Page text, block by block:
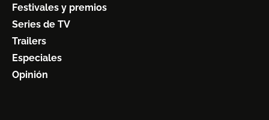
Festivales y premios
Series de TV
Trailers
Especiales
Opinión